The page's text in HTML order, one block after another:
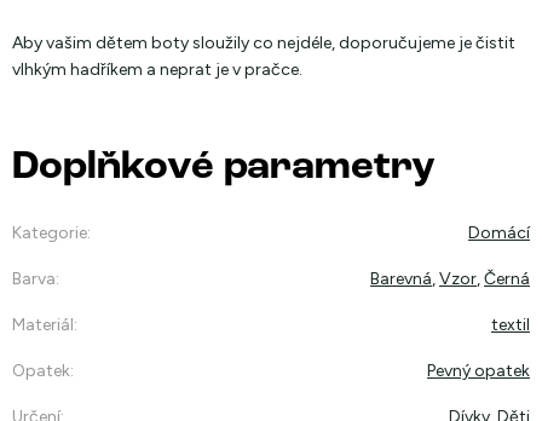
Aby vašim dětem boty sloužily co nejdéle, doporučujeme je čistit
vlhkým hadříkem a neprat je v pračce.
Doplňkové parametry
Kategorie: Domácí
Barva: Barevná,Vzor,Černá
Materiál: textil
Opatek: Pevný opatek
Určení: Dívky,Děti